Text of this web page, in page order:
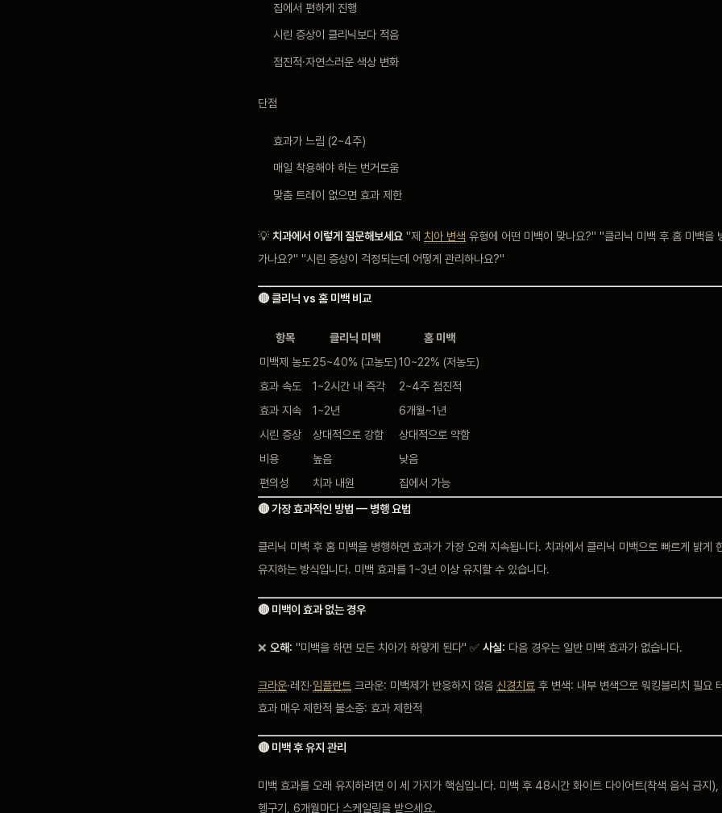
집에서 편하게 진행
시린 증상이 클리닉보다 적음
점진적·자연스러운 색상 변화
단점
효과가 느림 (2~4주)
매일 착용해야 하는 번거로움
맞춤 트레이 없으면 효과 제한
💡치과에서 이렇게 질문해보세요 "제 치아 변색 유형에 어떤 미백이 맞나요?" "클리닉 미백 후 홈 미백을
가나요?" "시린 증상이 걱정되는데 어떻게 관리하나요?"
🔴 클리닉 vs 홈 미백 비교
항목 클리닉 미백
홈 미백
미백제 농도 25~40% (고농도)10~22% (저농도)
효과 속도
1~2시간 내 즉각
2~4주 점진적
효과 지속
1~2년
6개월~1년
시린 증상
상대적으로 강함
상대적으로 약함
비용
높음
낮음
편의성
치과 내원
집에서 가능
🔴 가장 효과적인 방법 — 병행 요법
클리닉 미백 후 홈 미백을 병행하면 효과가 가장 오래 지속됩니다. 치과에서 클리닉 미백으로 빠르게 밝게
유지하는 방식입니다. 미백 효과를 1~3년 이상 유지할 수 있습니다.
🔴 미백이 효과 없는 경우
❌ 오해: "미백을 하면 모든 치아가 하얗게 된다" ✅ 사실: 다음 경우는 일반 미백 효과가 없습니다.
크라운·레진·임플란트 크라운: 미백제가 반응하지 않음 신경치료 후 변색: 내부 변색으로 워킹블리치 필요
효과 매우 제한적 불소증: 효과 제한적
🔴 미백 후 유지 관리
미백 효과를 오래 유지하려면 이 세 가지가 핵심입니다. 미백 후 48시간 화이트 다이어트(착색 음식 금지),
헹구기, 6개월마다 스케일링을 받으세요.